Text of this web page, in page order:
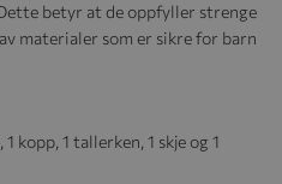
betyr at de oppfyller strenge
materialer som er sikre for barn
1 kopp, 1 tallerken, 1 skje og 1